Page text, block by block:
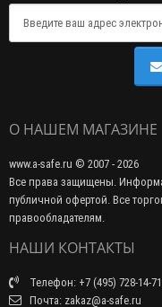
О НАШЕМ МАГАЗИНЕ
www.a-safe.ru © 2007 - 2026
Все права защищены.
публичной офертой. Все
правообладателям.
НАШИ КОНТАКТЫ
Телефон: +7 (495) 728-14-71
Почта: zakaz@a-safe.ru